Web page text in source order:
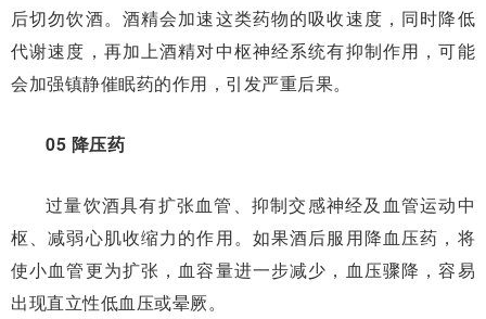
后切勿饮酒。酒精会加速这类药物的吸收速度，同时降低
代谢速度，再加上酒精对中枢神经系统有抑制作用，可能
会加强镇静催眠药的作用，引发严重后果。
05 降压药
过量饮酒具有扩张血管、抑制交感神经及血管运动中
枢、减弱心肌收缩力的作用。如果酒后服用降血压药，将
使小血管更为扩张，血容量进一步减少，血压骤降，容易
出现直立性低血压或晕厥。